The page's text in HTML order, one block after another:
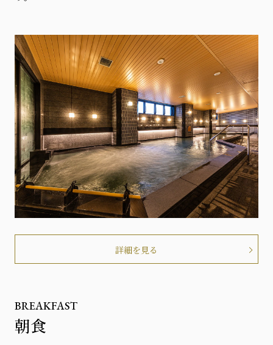
詳細を見る
BREAKFAST
朝食